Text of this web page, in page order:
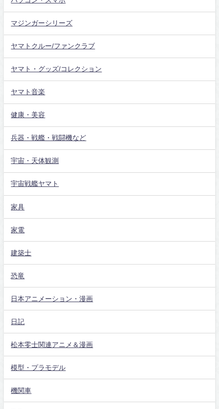
マジンガーシリーズ
ヤマトクルー/ファンクラブ
ヤマト・グッズ/コレクション
ヤマト音楽
健康・美容
兵器・戦艦・戦闘機など
宇宙・天体観測
宇宙戦艦ヤマト
家具
家電
建築士
恐竜
日本アニメーション・漫画
日記
松本零士関連アニメ＆漫画
模型・プラモデル
機関車